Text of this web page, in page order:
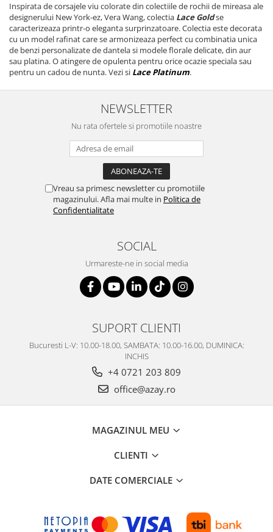
Inspirata de corsajele viu colorate din colectiile de rochii de mireasa ale
designerului New York-ez, Vera Wang, colectia Lace Goldse
caracterizeaza printr-o eleganta surprinzatoare. Colectia este decorata
cu un model rafinat care se armonizeaza perfect cu combinatia unica
de benzi personalizate de dantela si modele florale delicate, din aur
sau platina. O atingere de opulenta pentru orice ocazie speciala sau
pentru un cadou de nunta. Vezi si Lace Platinum.
NEWSLETTER
Nu rata ofertele si promotiile noastre
Vreau sa primesc newsletter cu promotiile
magazinului. Afla mai multe in Politica de
Confidentialitate
SOCIAL
Urmareste-ne in social media
SUPORT CLIENTI
Bucuresti L-V: 10.00-18.00, SAMBATA: 10.00-16.00, DUMINICA:
INCHIS
+4 0721 203 809
office@azay.ro
MAGAZINUL MEU
CLIENTI
DATE COMERCIALE